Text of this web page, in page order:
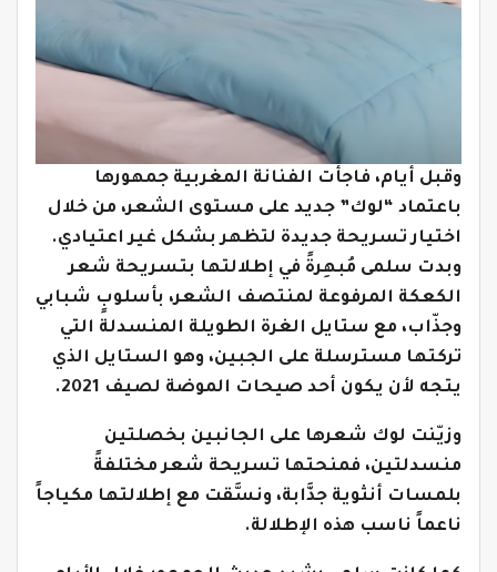
وقبل أيام، فاجأت الفنانة المغربية جمهورها
باعتماد “لوك” جديد على مستوى الشعر، من خلال
اختيار تسريحة جديدة لتظهر بشكل غير اعتيادي.
وبدت سلمى مُبهِرةً في إطلالتها بتسريحة شعر
الكعكة المرفوعة لمنتصف الشعر، بأسلوبٍ شبابي
وجذّاب، مع ستايل الغرة الطويلة المنسدلة التي
تركتها مسترسلة على الجبين، وهو الستايل الذي
يتجه لأن يكون أحد صيحات الموضة لصيف 2021.
وزيّنت لوك شعرها على الجانبين بخصلتين
منسدلتين، فمنحتها تسريحة شعر مختلفةً
بلمسات أنثوية جذَّابة، ونسَّقت مع إطلالتها مكياجاً
ناعماً ناسب هذه الإطلالة.